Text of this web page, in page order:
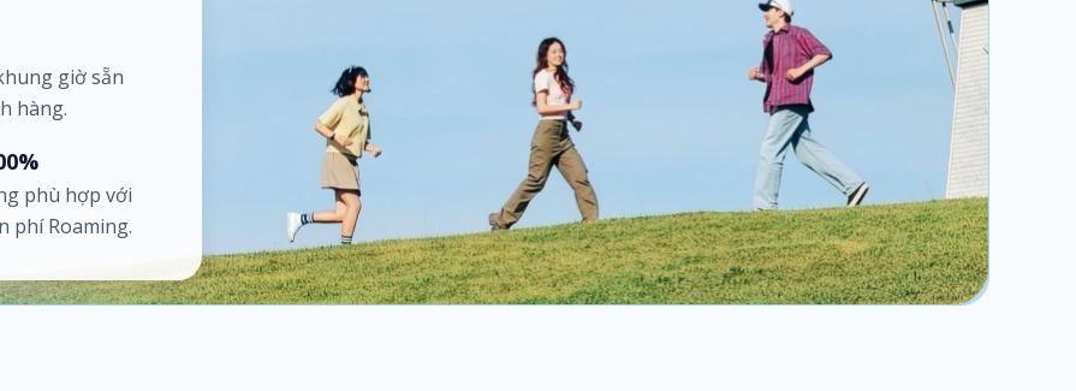
giờ sẵn
hàng.
phù hợp với
phí Roaming.